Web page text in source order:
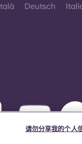
Deutsch
请勿分享我的个人